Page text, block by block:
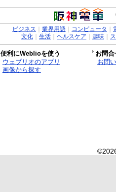
ビジネス 業界用語｜ コンピュータ
文化｜ 生活｜ ヘルスケア 趣味｜
便利にWeblioを使う
お問
ウェブリオのアプリ
画像から探す
お問